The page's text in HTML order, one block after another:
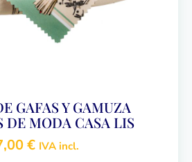
GAFAS Y GAMUZA
DE MODA CASA LIS
€ IVA incl.